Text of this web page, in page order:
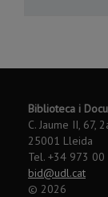
Biblioteca i
C. Jaume II, 67,
25001 Lleida
Tel. +34 973 00
bid@udl.cat
© 2026